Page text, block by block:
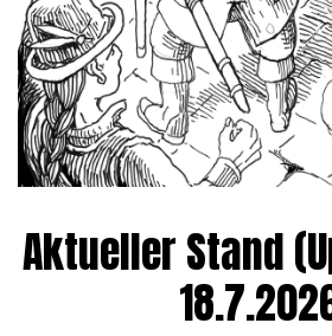
Aktueller Stand